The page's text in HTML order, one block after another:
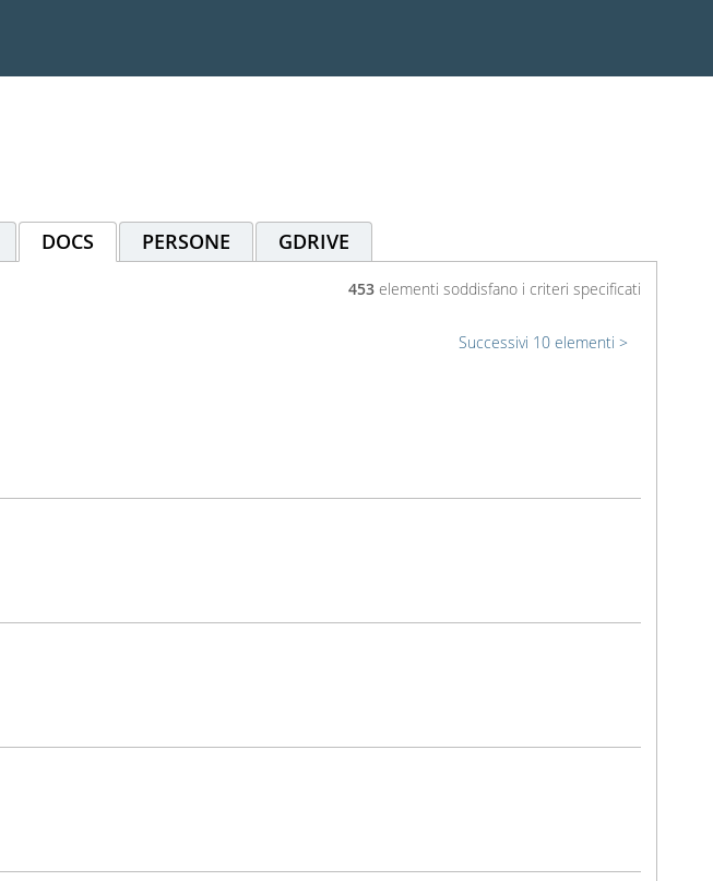
DOCS PERSONE GDRIVE
453elementi soddisfano i criteri specificati
Successivi 10 elementi